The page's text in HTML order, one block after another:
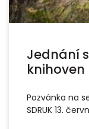
Jednání
knihoven
Pozvánka na
SDRUK 13.